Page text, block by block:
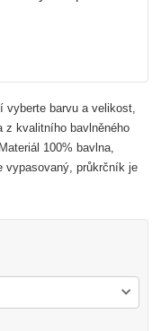
vyberte barvu a velikost,
z kvalitního bavlněného
100% bavlna,
vypasovaný, průkrčník je